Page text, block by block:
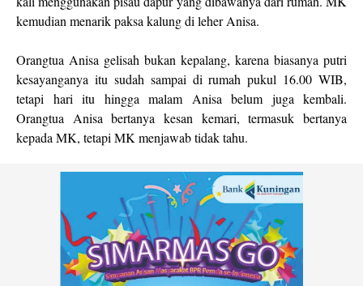
kemudian menarik paksa kalung di leher Anisa.
Orangtua Anisa gelisah bukan kepalang, karena biasanya putri
kesayanganya itu sudah sampai di rumah pukul 16.00 WIB,
tetapi hari itu hingga malam Anisa belum juga kembali.
Orangtua Anisa bertanya kesan kemari, termasuk bertanya
kepada MK, tetapi MK menjawab tidak tahu.